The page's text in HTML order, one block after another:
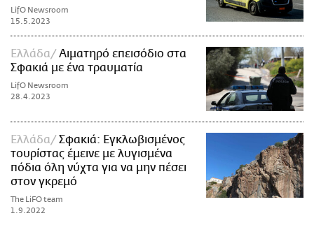
LifO Newsroom
15.5.2023
Ελλάδα
Αιματηρό επεισόδιο στα
Σφακιά με ένα τραυματία
LifO Newsroom
28.4.2023
Ελλάδα
Σφακιά: Εγκλωβισμένος
τουρίστας έμεινε με λυγισμένα
πόδια όλη νύχτα για να μην πέσει
στον γκρεμό
The LiFO team
1.9.2022